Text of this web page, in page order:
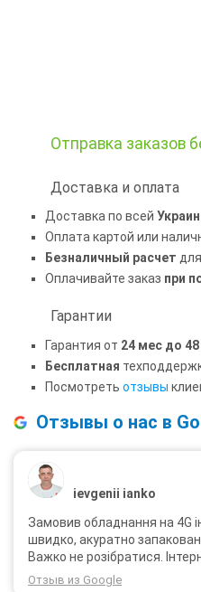
Отправка заказов
Доставка и оплата
Доставка по всей
Оплата картой или
Безналичный расчет для
Оплачивайте заказ при
Гарантии
Гарантия от 24 мес до
Бесплатная
Посмотреть отзывы
Отзывы о нас в
ievgenii ianko
Замовив обладнання на 4G
швидко, акуратно
Важко не розібратися.
Отзыв из Google